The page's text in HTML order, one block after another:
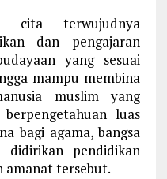
cita terwujudnya
dan pengajaran
yang sesuai
mampu membina
muslim yang
luas
bagi agama, bangsa
pendidikan
amanat tersebut.